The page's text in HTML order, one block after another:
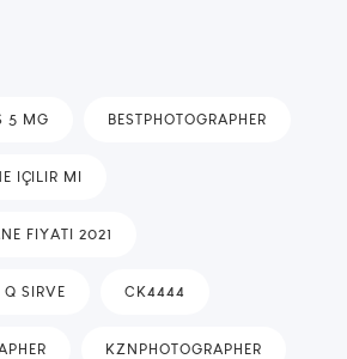
5 MG BESTPHOTOGRAPHER
IÇILIR MI
FIYATI 2021
SIRVE CK4444
KZNPHOTOGRAPHER